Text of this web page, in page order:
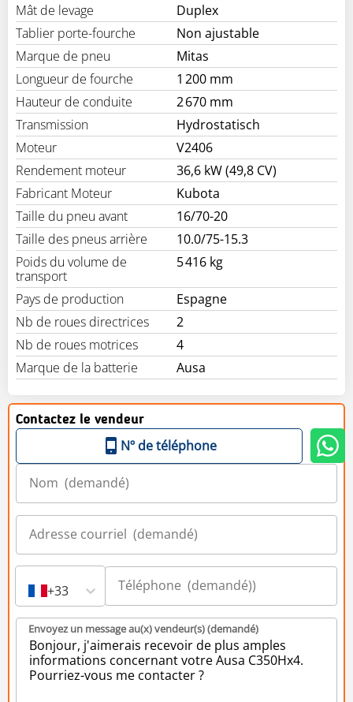
Mât de levage
Duplex
Tablier porte-fourche
Non ajustable
Marque de pneu
Mitas
Longueur de fourche
1 200 mm
Hauteur de conduite
2 670 mm
Transmission
Hydrostatisch
Moteur
V2406
Rendement moteur
36,6 kW (49,8 CV)
Fabricant Moteur
Kubota
Taille du pneu avant
16/70-20
Taille des pneus arrière
10.0/75-15.3
Poids du volume de
transport
5 416 kg
Pays de production
Espagne
Nb de roues directrices
2
Nb de roues motrices
4
Marque de la batterie
Ausa
Contactez le vendeur
Nº de téléphone
+33
Envoyez un message au(x) vendeur(s) (demandé)